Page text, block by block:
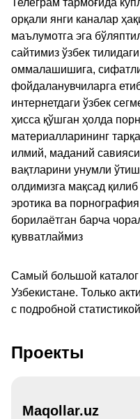
орқали янги каналар
маълумотга эга
сайтимиз ўзбек
оммалашишига,
фойдаланувчиларга
интернетдаги ўзбек
ҳисса қўшган ҳолда
материалларининг
илмий, маданий
вақтларини унумли
олдимизга мақсад
эротика ва
борилаётган барча
қувватлаймиз
Самый большой каталог
Узбекистане. Только
с подробной
Проекты
Maqollar.uz